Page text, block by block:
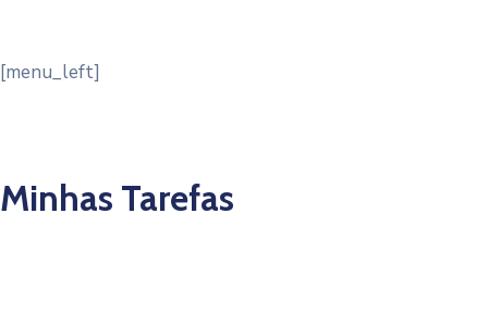
[menu_left]
Minhas Tarefas